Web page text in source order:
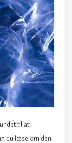
til at
du læse om den